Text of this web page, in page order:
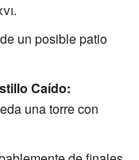
.
un posible patio
Caído:
una torre con